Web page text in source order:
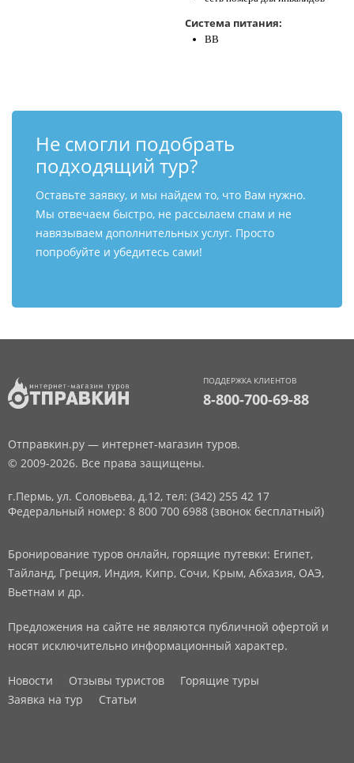
Система питания:
BB
Не смогли подобрать
подходящий тур?
Оставьте заявку, и мы найдем то, что Вам нужно.
Мы отвечаем быстро, не рассылаем спам и не
навязываем дополнительных услуг. Просто
попробуйте и убедитесь сами!
ПОДДЕРЖКА КЛИЕНТОВ
8-800-700-69-88
Отправкин.ру — интернет-магазин туров.
© 2009-2026. Все права защищены.
г.Пермь, ул. Соловьева, д.12, тел: (342) 255 42 17
Федеральный номер: 8 800 700 6988 (звонок бесплатный)
Бронирование туров онлайн, горящие путевки: Египет,
Тайланд, Греция, Индия, Кипр, Сочи, Крым, Абхазия, ОАЭ,
Вьетнам и др.
Предложения на сайте не являются публичной офертой и
носят исключительно информационный характер.
Новости Отзывы туристов
Горящие туры
Заявка на тур
Статьи